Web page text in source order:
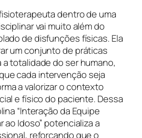
dentro de uma
vai muito além do
de disfunções físicas. Ela
um conjunto de práticas
totalidade do ser humano,
cada intervenção seja
a valorizar o contexto
e físico do paciente. Dessa
“Interação da Equipe
ao Idoso” potencializa a
reforçando que o